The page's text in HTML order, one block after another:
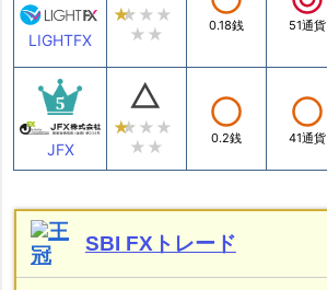
LIGHTFX
0.18銭 51通貨
JFX
0.2銭 41通貨
SBI FXトレード